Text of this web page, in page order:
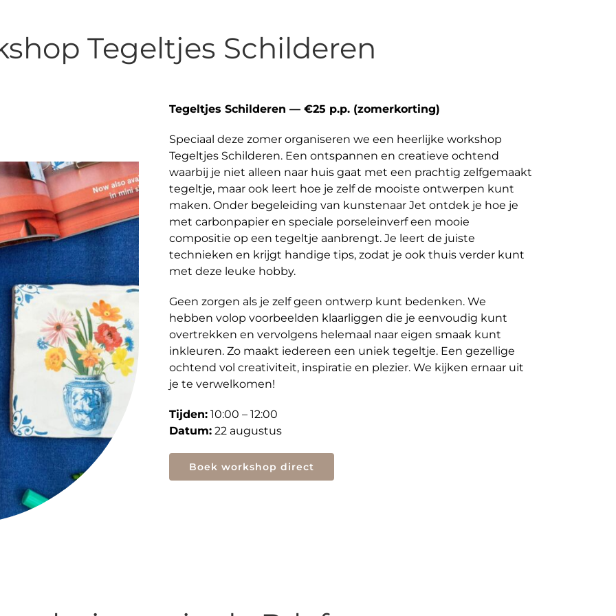
Tegeltjes Schilderen
Tegeltjes Schilderen — €25 p.p. (zomerkorting)
Speciaal deze zomer organiseren we een heerlijke workshop
Tegeltjes Schilderen. Een ontspannen en creatieve ochtend
waarbij je niet alleen naar huis gaat met een prachtig zelfgemaakt
tegeltje, maar ook leert hoe je zelf de mooiste ontwerpen kunt
maken. Onder begeleiding van kunstenaar Jet ontdek je hoe je
met carbonpapier en speciale porseleinverf een mooie
compositie op een tegeltje aanbrengt. Je leert de juiste
technieken en krijgt handige tips, zodat je ook thuis verder kunt
met deze leuke hobby.
Geen zorgen als je zelf geen ontwerp kunt bedenken. We
hebben volop voorbeelden klaarliggen die je eenvoudig kunt
overtrekken en vervolgens helemaal naar eigen smaak kunt
inkleuren. Zo maakt iedereen een uniek tegeltje. Een gezellige
ochtend vol creativiteit, inspiratie en plezier. We kijken ernaar uit
je te verwelkomen!
Tijden:10:00 – 12:00
Datum:22 augustus
Boek workshop direct